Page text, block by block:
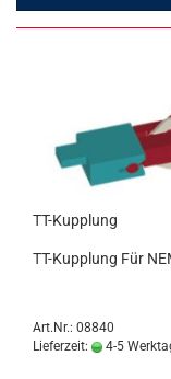
TT-Kupplung
TT-Kupplung Für
Art.Nr.: 08840
Lieferzeit:
4-5